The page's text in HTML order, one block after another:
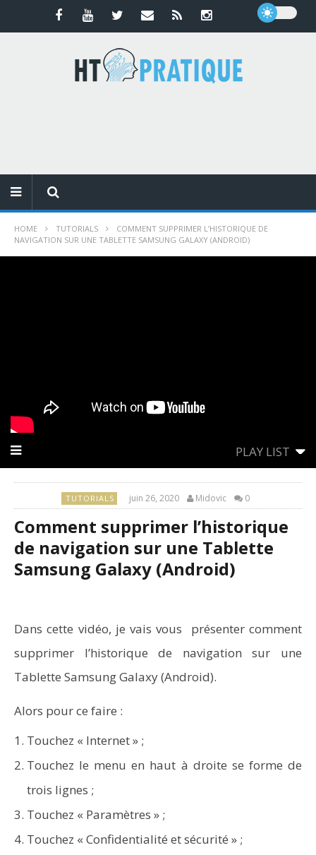
HOME TUTORIALS
COMMENT SUPPRIMER L’HISTORIQUE DE
NAVIGATION SUR UNE TABLETTE SAMSUNG GALAXY (ANDROID)
PLAY LIST
TUTORIALS juin 26, 2020 Midovic 0
Comment supprimer l’historique
de navigation sur une Tablette
Samsung Galaxy (Android)
Comment supprimer l’historique de navigation sur
une Tablette Samsung Galaxy (Android)
Dans cette vidéo, je vais vous présenter comment
supprimer l’historique de navigation sur une
Tablette Samsung Galaxy (Android).
Alors pour ce faire :
Touchez « Internet » ;
Touchez le menu en haut à droite se forme de
trois lignes ;
Touchez « Paramètres » ;
Touchez « Confidentialité et sécurité » ;